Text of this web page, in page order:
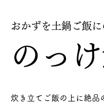
おかずを土鍋ご飯に
のっ
炊き立てご飯の上に絶品